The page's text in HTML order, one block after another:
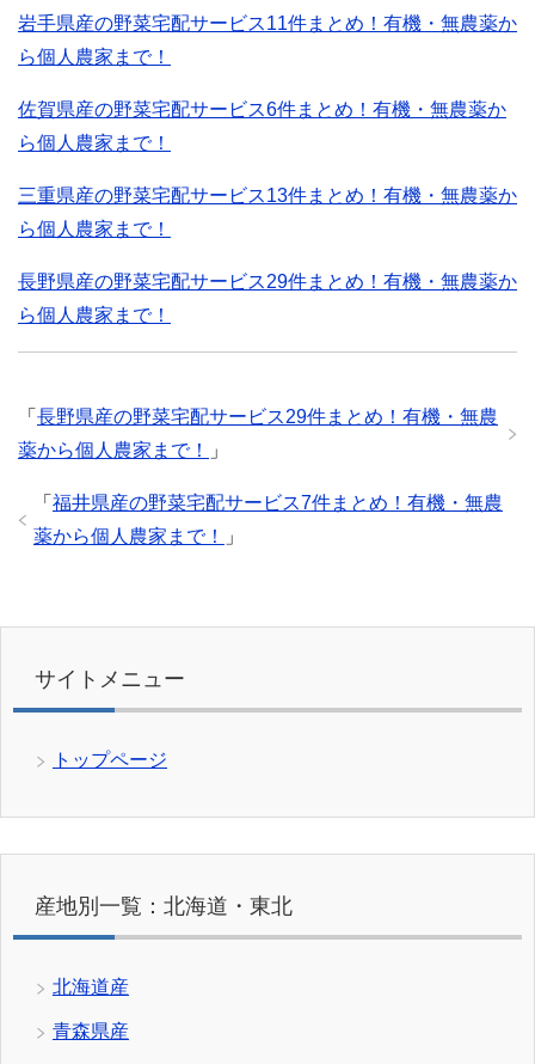
岩手県産の野菜宅配サービス11件まとめ！有機・無農薬か
ら個人農家まで！
佐賀県産の野菜宅配サービス6件まとめ！有機・無農薬か
ら個人農家まで！
三重県産の野菜宅配サービス13件まとめ！有機・無農薬か
ら個人農家まで！
長野県産の野菜宅配サービス29件まとめ！有機・無農薬か
ら個人農家まで！
「 長野県産の野菜宅配サービス29件まとめ！有機・無農
薬から個人農家まで！
」
「 福井県産の野菜宅配サービス7件まとめ！有機・無農
薬から個人農家まで！
」
サイトメニュー
トップページ
産地別一覧：北海道・東北
北海道産
青森県産